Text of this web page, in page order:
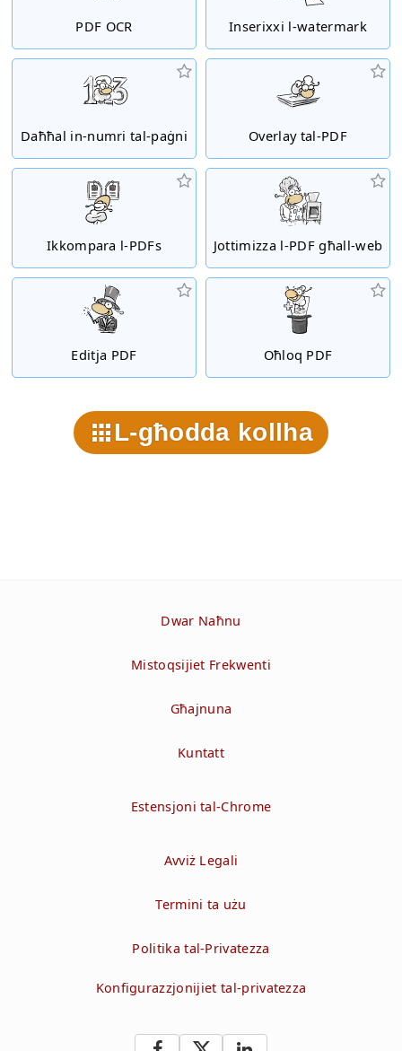
PDF OCR Inserixxi l-watermark
Daħħal in-numri tal-paġni Overlay tal-PDF
Ikkompara l-PDFs Jottimizza l-PDF għall-web
Editja PDF Oħloq PDF
L-għodda kollha
Dwar Naħnu
Mistoqsijiet Frekwenti
Għajnuna
Kuntatt
Estensjoni tal-Chrome
Avviż Legali
Termini ta użu
Politika tal-Privatezza
Konfigurazzjonijiet tal-privatezza